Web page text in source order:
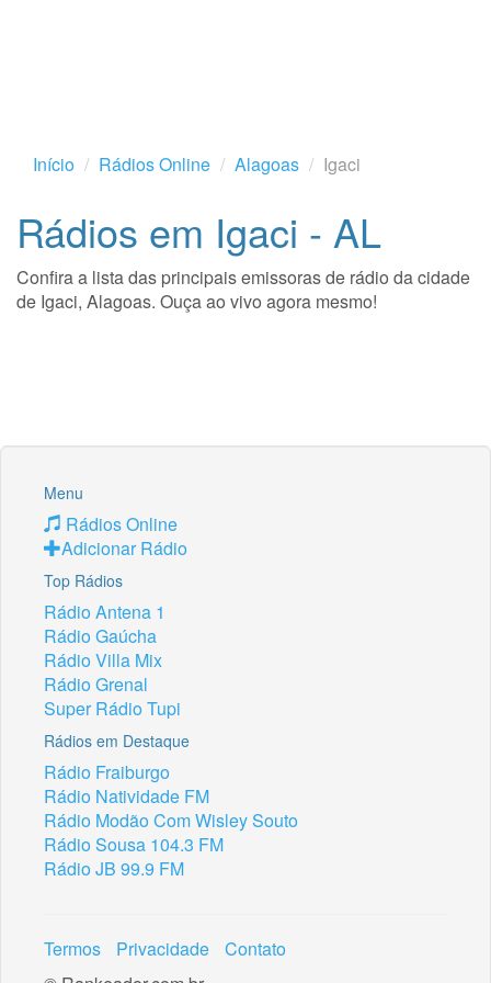
Início Rádios Online Alagoas Igaci
Rádios em Igaci - AL
Confira a lista das principais emissoras de rádio da cidade
de Igaci, Alagoas. Ouça ao vivo agora mesmo!
Menu
Rádios Online
Adicionar Rádio
Top Rádios
Rádio Antena 1
Rádio Gaúcha
Rádio Villa Mix
Rádio Grenal
Super Rádio Tupi
Rádios em Destaque
Rádio Fraiburgo
Rádio Natividade FM
Rádio Modão Com Wisley Souto
Rádio Sousa 104.3 FM
Rádio JB 99.9 FM
Termos Privacidade
Contato